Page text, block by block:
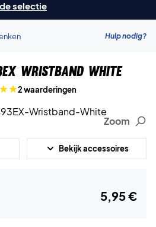
de selectie
Hulp nodig?
Wristband White
2 waarderingen
Zoom
Bekijk accessoires
5,95 €